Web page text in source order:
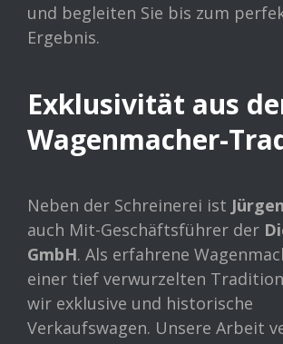
und begleiten Sie bis zum
Ergebnis.
Exklusivität aus
Wagenmacher-
Neben der Schreinerei ist
auch Mit-Geschäftsführer der
GmbH. Als erfahrene
einer tief verwurzelten
wir exklusive und historische
Verkaufswagen. Unsere Arbeit